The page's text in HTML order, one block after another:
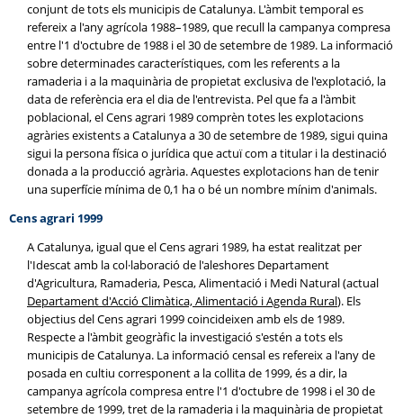
conjunt de tots els municipis de Catalunya. L'àmbit temporal es
refereix a l'any agrícola 1988–1989, que recull la campanya compresa
entre l'1 d'octubre de 1988 i el 30 de setembre de 1989. La informació
sobre determinades característiques, com les referents a la
ramaderia i a la maquinària de propietat exclusiva de l'explotació, la
data de referència era el dia de l'entrevista. Pel que fa a l'àmbit
poblacional, el Cens agrari 1989 comprèn totes les explotacions
agràries existents a Catalunya a 30 de setembre de 1989, sigui quina
sigui la persona física o jurídica que actuï com a titular i la destinació
donada a la producció agrària. Aquestes explotacions han de tenir
una superfície mínima de 0,1 ha o bé un nombre mínim d'animals.
Cens agrari 1999
A Catalunya, igual que el Cens agrari 1989, ha estat realitzat per
l'Idescat amb la col·laboració de l'aleshores Departament
d'Agricultura, Ramaderia, Pesca, Alimentació i Medi Natural (actual
Departament d'Acció Climàtica, Alimentació i Agenda Rural). Els
objectius del Cens agrari 1999 coincideixen amb els de 1989.
Respecte a l'àmbit geogràfic la investigació s'estén a tots els
municipis de Catalunya. La informació censal es refereix a l'any de
posada en cultiu corresponent a la collita de 1999, és a dir, la
campanya agrícola compresa entre l'1 d'octubre de 1998 i el 30 de
setembre de 1999, tret de la ramaderia i la maquinària de propietat